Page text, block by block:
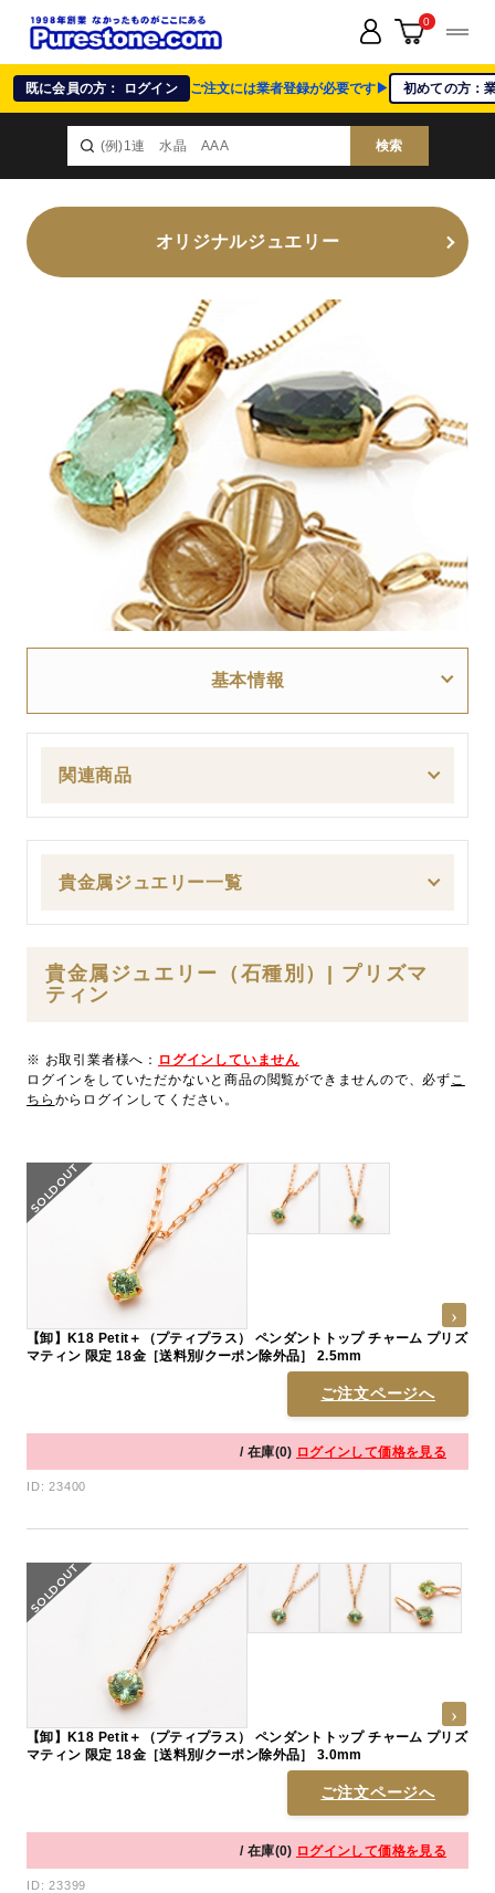
既に会員の方： ログイン ご注文には業者登録が必要です▶ 初めての方：
検索
0
オリジナルジュエリー
基本情報
関連商品
貴金属ジュエリー一覧
貴金属ジュエリー（石種別）| プリズマ
ティン
※ お取引業者様へ： ログインしていません
ログインをしていただかないと商品の閲覧ができませんので、必ずこ
ちら からログインしてください。
【卸】K18 Petit＋（プティプラス） ペンダントトップ チャーム プリズ
マティン 限定 18金［送料別/クーポン除外品］ 2.5mm
ご注文ページへ
/ 在庫(0) ログインして価格を見る
ID: 23400
【卸】K18 Petit＋（プティプラス） ペンダントトップ チャーム プリズ
マティン 限定 18金［送料別/クーポン除外品］ 3.0mm
ご注文ページへ
/ 在庫(0) ログインして価格を見る
ID: 23399